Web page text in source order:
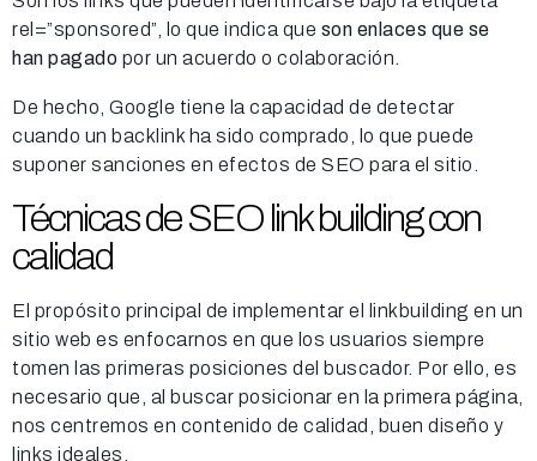
rel=”sponsored”, lo que indica que son enlaces que se
han pagado por un acuerdo o colaboración.
De hecho, Google tiene la capacidad de detectar
cuando un backlink ha sido comprado, lo que puede
suponer sanciones en efectos de SEO para el sitio.
Técnicas de SEO link building con
calidad
El propósito principal de implementar el linkbuilding en un
sitio web es enfocarnos en que los usuarios siempre
tomen las primeras posiciones del buscador. Por ello, es
necesario que, al buscar posicionar en la primera página,
nos centremos en contenido de calidad, buen diseño y
links ideales.